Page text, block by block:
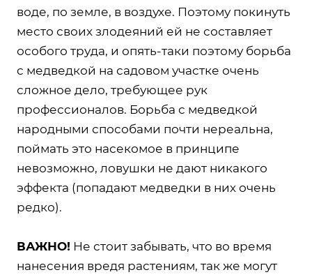
воде, по земле, в воздухе. Поэтому покинуть
место своих злодеяний ей не составляет
особого труда, и опять-таки поэтому борьба
с медведкой на садовом участке очень
сложное дело, требующее рук
профессионалов. Борьба с медведкой
народными способами почти нереальна,
поймать это насекомое в принципе
невозможно, ловушки не дают никакого
эффекта (попадают медведки в них очень
редко).
ВАЖНО! Не стоит забывать, что во время
нанесения вредя растениям, так же могут